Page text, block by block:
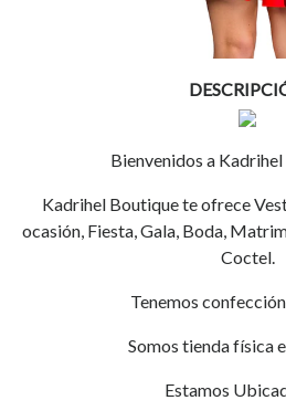
Bienvenidos a
Kadrihel Boutique te ofrece
ocasión, Fiesta, Gala, Boda,
Coctel.
Tenemos
Somos tienda física
Estamos